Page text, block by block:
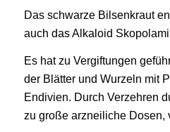
Das schwarze Bilsenkraut
auch das Alkaloid
Es hat zu Vergiftungen
der Blätter und Wurzeln mit
Endivien. Durch Verzehren
zu große arzneiliche Dosen,